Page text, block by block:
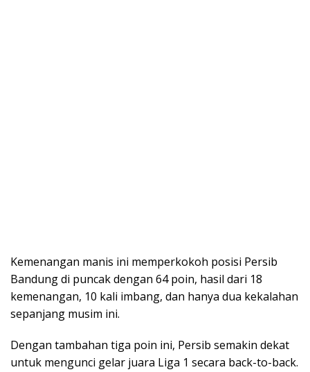
Kemenangan manis ini memperkokoh posisi Persib
Bandung di puncak dengan 64 poin, hasil dari 18
kemenangan, 10 kali imbang, dan hanya dua kekalahan
sepanjang musim ini.
Dengan tambahan tiga poin ini, Persib semakin dekat
untuk mengunci gelar juara Liga 1 secara back-to-back.